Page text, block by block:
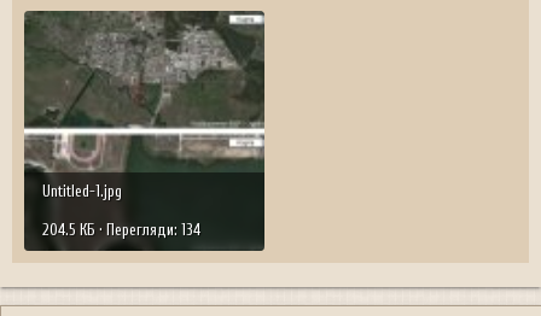
Untitled-1.jpg
204.5 КБ · Перегляди: 134